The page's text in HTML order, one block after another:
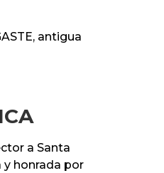
antigua
a Santa
y honrada por